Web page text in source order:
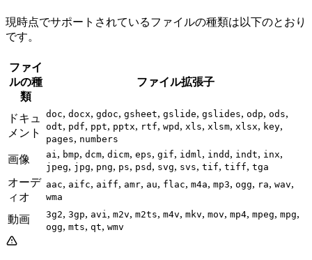
現時点でサポートされているファイルの種類は以下のとおり
です。
ファイ
ルの種
類
ファイル拡張子
ドキュ
メント
doc, docx, gdoc, gsheet, gslide, gslides, odp, ods,
odt, pdf, ppt, pptx, rtf, wpd , xls, xlsm, xlsx, key,
pages, numbers
画像 ai , bmp, dcm, dicm, eps, gif, idml , indd , indt, inx,
jpeg, jpg, png, ps, psd , svg, svs, tif, tiff, tga
オーデ
ィオ
aac, aifc, aiff, amr, au, flac, m4a, mp3, ogg, ra, wav,
wma
動画 3g2, 3gp, avi , m2v, m2ts, m4v, mkv, mov, mp4, mpeg, mpg,
ogg, mts, qt, wmv